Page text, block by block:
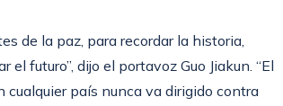
de la paz, para recordar la historia,
futuro”, dijo el portavoz Guo Jiakun. “El
país nunca va dirigido contra